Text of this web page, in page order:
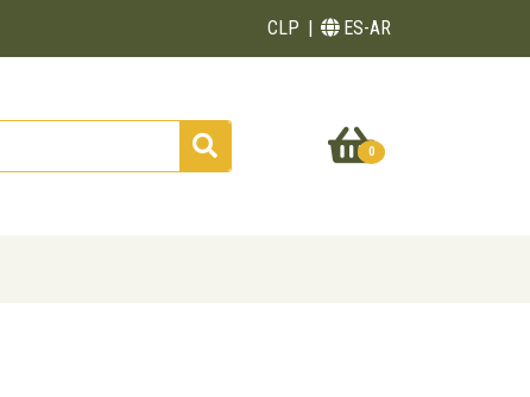
CLP ES-AR
0